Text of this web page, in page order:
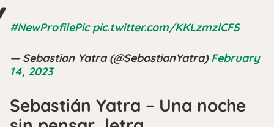
#NewProfilePic pic.twitter.com/KKLzmzlCFS
— Sebastian Yatra (@SebastianYatra)February
14, 2023
Sebastián Yatra – Una noche